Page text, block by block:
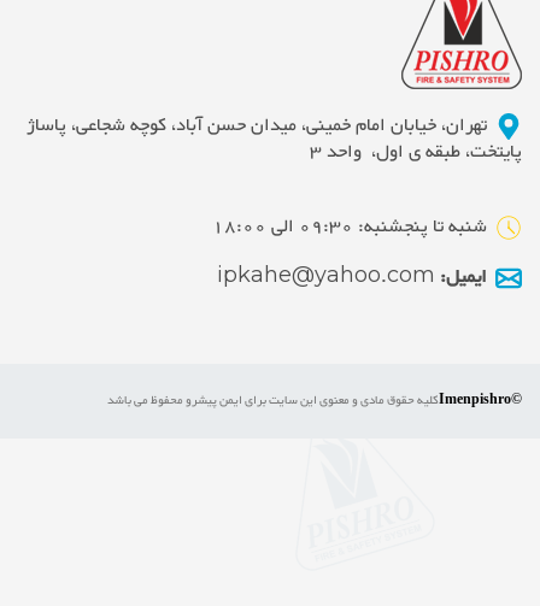
تهران، خیابان امام خمینی، میدان حسن آباد، کوچه شجاعی، پاساژ
پایتخت، طبقه ی اول، واحد 3
شنبه تا پنجشنبه: 09:30 الی 18:00
ایمیل:ipkahe@yahoo.com
کلیه حقوق مادی و معنوی این سایت برای ایمن پیشرو محفوظ می باشد